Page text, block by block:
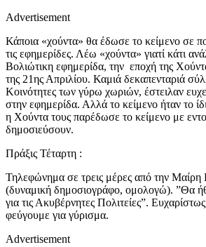
Advertisement
Κάποια «χούντα» θα έδωσε το κείμενο σε
τις εφημερίδες. Λέω «χούντα» γιατί κάτι
Βολιώτικη εφημερίδα, την εποχή της
της 21ης Απριλίου. Καμιά δεκαπενταριά
Κοινότητες των γύρω χωριών, έστειλαν
στην εφημερίδα. Αλλά το κείμενο ήταν το
η Χούντα τους παρέδωσε το κείμενο με
δημοσιεύσουν.
Πράξις Τέταρτη :
Τηλεφώνημα σε τρεις μέρες από την
(δυναμική δημοσιογράφο, ομολογώ). ”Θα
για τις Ακυβέρνητες Πολιτείες”.
φεύγουμε για γύρισμα.
Advertisement